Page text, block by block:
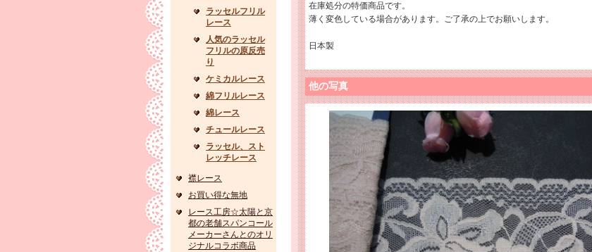
ラッセルフリル
レース
人気のラッセル
フリルの原反売
り
ケミカルレース
綿フリルレース
綿レース
チュールレース
ラッセル、スト
レッチレース
襟レース
お買い得な無地
レース工房☆太陽と京
都の老舗スパンコール
メーカーさんとのオリ
ジナルコラボ商品
在庫処分の特価商品です。
薄く変色している場合があります。ご了承の上でお願いします。
日本製
他の写真